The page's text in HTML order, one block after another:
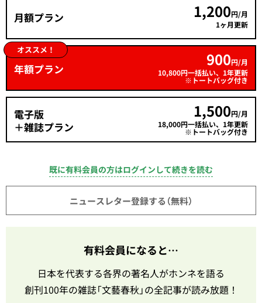
月額プラン 1,200円/月
1ヶ月更新
オススメ！
年額プラン 900円/月
10,800円一括払い、1年更新
※トートバッグ付き
電子版
＋雑誌プラン
1,500円/月
18,000円一括払い、1年更新
※トートバッグ付き
既に有料会員の方はログインして続きを読む
ニュースレター登録する（無料）
有料会員になると…
日本を代表する各界の著名人がホンネを語る
創刊100年の雑誌「文藝春秋」の全記事が読み放題！